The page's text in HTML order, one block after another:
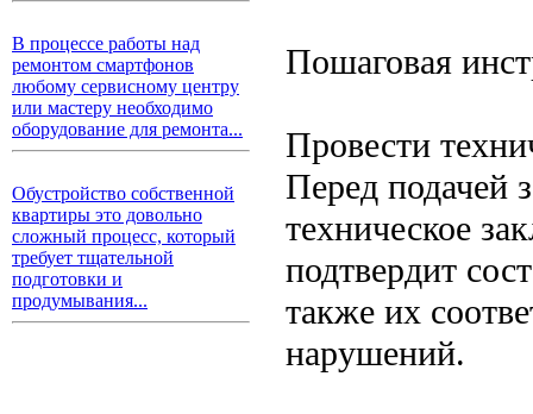
В процессе работы над
ремонтом смартфонов
любому сервисному центру
или мастеру необходимо
оборудование для ремонта...
Обустройство собственной
квартиры это довольно
сложный процесс, который
требует тщательной
подготовки и
продумывания...
Пошаговая
Провести
Перед подачей
техническое
подтвердит
также их
нарушений.